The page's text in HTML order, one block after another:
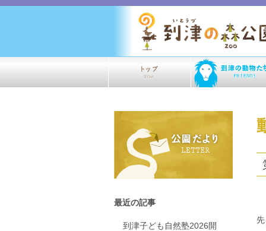
最近の記事
到津子ども自然塾2026開